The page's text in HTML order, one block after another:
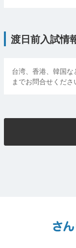
渡日前入試情
台湾、香港、韓国
までお問合せくださ